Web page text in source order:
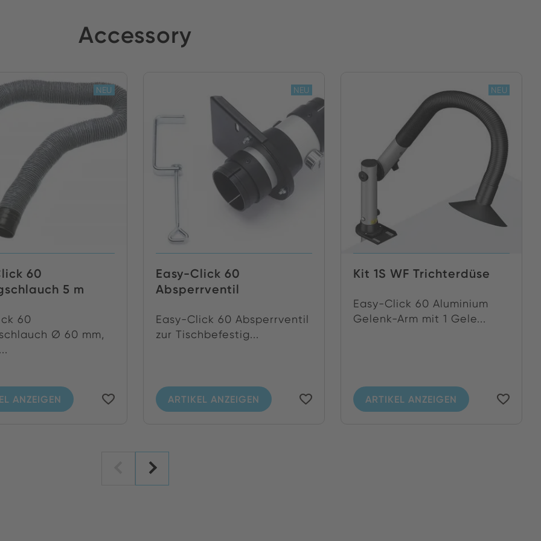
Accessory
60
5 m
60
Ø 60 mm,
ANZEIGEN
NEU
Easy-Click 60
Absperrventil
Easy-Click 60 Absperrventil
zur Tischbefestig...
ARTIKEL ANZEIGEN
NEU
Kit 1S WF Trichterdüse
Easy-Click 60 Aluminium
Gelenk-Arm mit 1 Gele...
ARTIKEL ANZEIGEN
NEU